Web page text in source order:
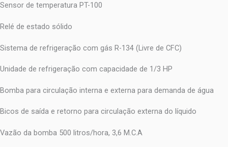
Sensor de temperatura PT-100
Relé de estado sólido
Sistema de refrigeração com gás R-134 (Livre de CFC)
Unidade de refrigeração com capacidade de 1/3 HP
Bomba para circulação interna e externa para demanda de água
Bicos de saída e retorno para circulação externa do líquido
Vazão da bomba 500 litros/hora, 3,6 M.C.A